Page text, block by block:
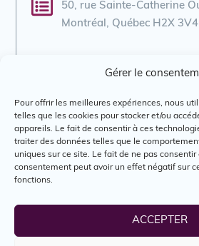
Gérer le
Pour offrir les meilleures expériences, nous
telles que les cookies pour stocker et/ou
appareils. Le fait de consentir à ces
traiter des données telles que le
uniques sur ce site. Le fait de ne pas consentir
consentement peut avoir un effet négatif sur
fonctions.
ACCEPTER
50, rue Sainte-Catherine
Montréal, Québec H2X 3V4
Courriel
Téléphone
(514) 394-0002
http://pietons.quebec